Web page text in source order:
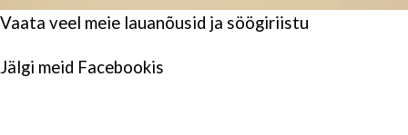
Vaata veel meie lauanõusid ja söögiriistu
Jälgi meid Facebookis